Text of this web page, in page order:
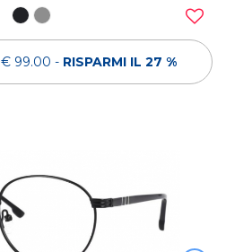
€ 99.00 - RISPARMI IL 27 %